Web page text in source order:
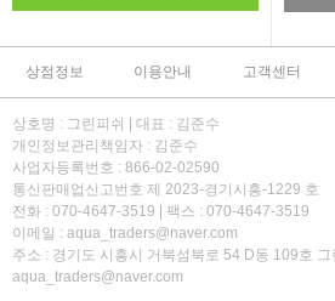
상점정보 이용안내 고객센터
상호명 : 그린피쉬 | 대표 : 김준수
개인정보관리책임자 : 김준수
사업자등록번호 : 866-02-02590
통신판매업신고번호 제 2023-경기시흥-1229 호
전화 : 070-4647-3519 | 팩스 : 070-4647-3519
이메일 : aqua_traders@naver.com
주소 : 경기도 시흥시 거북섬북로 54 D동 109호 그
aqua_traders@naver.com